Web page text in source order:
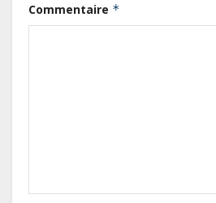
Commentaire *
Gabon :